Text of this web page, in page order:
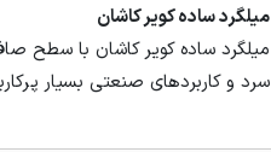
میلگرد ساده کویر کاشان
میلگرد ساده کویر کاشان با سطح
سرد و کاربردهای صنعتی بسیار